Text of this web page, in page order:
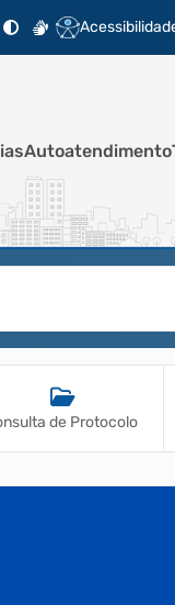
Autoatendimento
de Protocolo